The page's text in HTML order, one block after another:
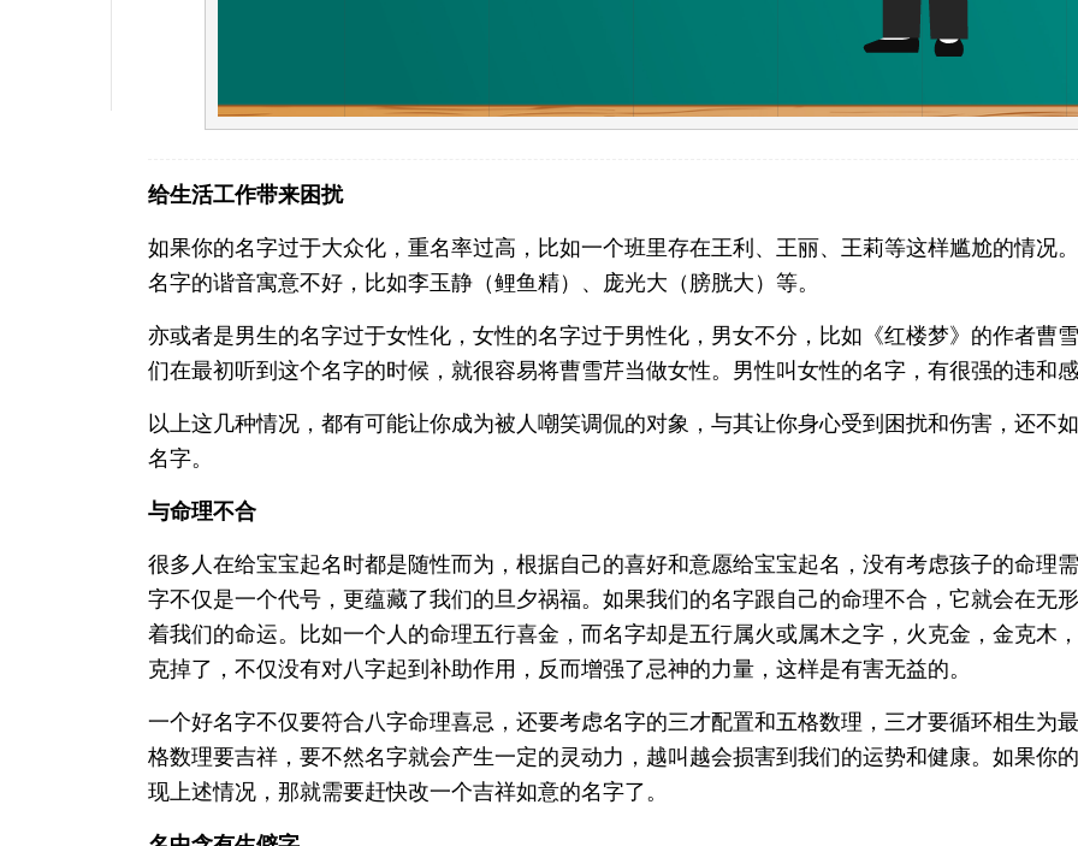
给生活工作带来困扰
如果你的名字过于大众化，重名率过高，比如一个班里存在王利、王丽、王莉等这样尴尬的情况
名字的谐音寓意不好，比如李玉静（鲤鱼精）、庞光大（膀胱大）等。
亦或者是男生的名字过于女性化，女性的名字过于男性化，男女不分，比如《红楼梦》的作者曹
们在最初听到这个名字的时候，就很容易将曹雪芹当做女性。男性叫女性的名字，有很强的违和
以上这几种情况，都有可能让你成为被人嘲笑调侃的对象，与其让你身心受到困扰和伤害，还不
名字。
与命理不合
很多人在给宝宝起名时都是随性而为，根据自己的喜好和意愿给宝宝起名，没有考虑孩子的命理
字不仅是一个代号，更蕴藏了我们的旦夕祸福。如果我们的名字跟自己的命理不合，它就会在无
着我们的命运。比如一个人的命理五行喜金，而名字却是五行属火或属木之字，火克金，金克木
克掉了，不仅没有对八字起到补助作用，反而增强了忌神的力量，这样是有害无益的。
一个好名字不仅要符合八字命理喜忌，还要考虑名字的三才配置和五格数理，三才要循环相生为
格数理要吉祥，要不然名字就会产生一定的灵动力，越叫越会损害到我们的运势和健康。如果你
现上述情况，那就需要赶快改一个吉祥如意的名字了。